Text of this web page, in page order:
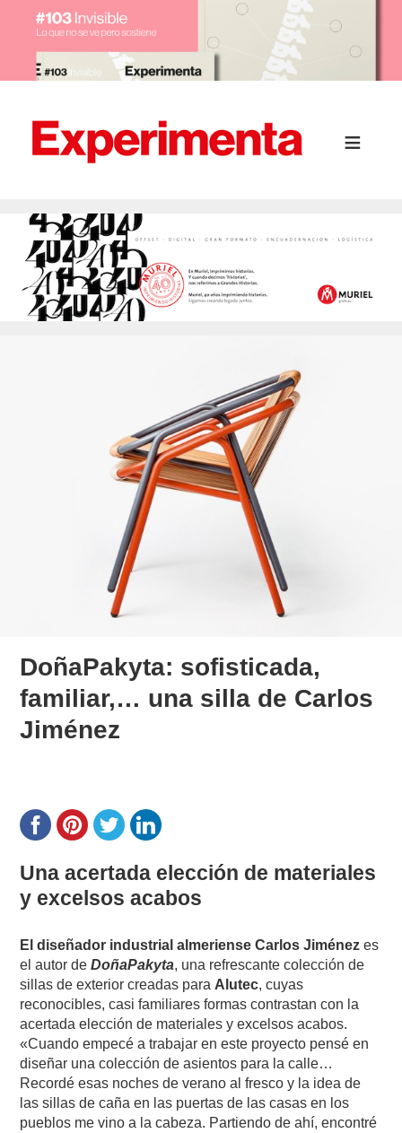
DoñaPakyta: sofisticada,
familiar,… una silla de Carlos
Jiménez
Una acertada elección de materiales
y excelsos acabos
El diseñador industrial almeriense Carlos Jiménez es
el autor deDoñaPakyta, una refrescante colección de
sillas de exterior creadas para Alutec, cuyas
reconocibles, casi familiares formas contrastan con la
acertada elección de materiales y excelsos acabos.
«Cuando empecé a trabajar en este proyecto pensé en
diseñar una colección de asientos para la calle…
Recordé esas noches de verano al fresco y la idea de
las sillas de caña en las puertas de las casas en los
pueblos me vino a la cabeza. Partiendo de ahí, encontré